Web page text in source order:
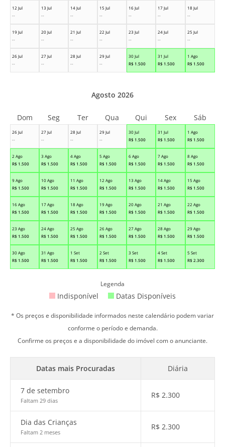
12 Jul
--
13 Jul
--
14 Jul
--
15 Jul
--
16 Jul
--
17 Jul
--
18 Jul
--
19 Jul
--
20 Jul
--
21 Jul
--
22 Jul
--
23 Jul
--
24 Jul
--
25 Jul
--
26 Jul
--
27 Jul
--
28 Jul
--
29 Jul
--
30 Jul
R$ 1.500
31 Jul
R$ 1.500
1 Ago
R$ 1.500
26 Jul
--
27 Jul
--
28 Jul
--
29 Jul
--
30 Jul
R$ 1.500
31 Jul
R$ 1.500
1 Ago
R$ 1.500
2 Ago
R$ 1.500
3 Ago
R$ 1.500
4 Ago
R$ 1.500
5 Ago
R$ 1.500
6 Ago
R$ 1.500
7 Ago
R$ 1.500
8 Ago
R$ 1.500
9 Ago
R$ 1.500
10 Ago
R$ 1.500
11 Ago
R$ 1.500
12 Ago
R$ 1.500
13 Ago
R$ 1.500
14 Ago
R$ 1.500
15 Ago
R$ 1.500
16 Ago
R$ 1.500
17 Ago
R$ 1.500
18 Ago
R$ 1.500
19 Ago
R$ 1.500
20 Ago
R$ 1.500
21 Ago
R$ 1.500
22 Ago
R$ 1.500
23 Ago
R$ 1.500
24 Ago
R$ 1.500
25 Ago
R$ 1.500
26 Ago
R$ 1.500
27 Ago
R$ 1.500
28 Ago
R$ 1.500
29 Ago
R$ 1.500
30 Ago
R$ 1.500
31 Ago
R$ 1.500
1 Set
R$ 1.500
2 Set
R$ 1.500
3 Set
R$ 1.500
4 Set
R$ 1.500
5 Set
R$ 2.300
Agosto 2026
Dom Seg Ter Qua Qui Sex Sáb
Legenda
Indisponível Datas Disponíveis
* Os preços e disponibilidade informados neste calendário podem variar
conforme o período e demanda.
Confirme os preços e a disponibilidade do imóvel com o anunciante.
Datas mais Procuradas Diária
7 de setembro
Faltam 29 dias
R$ 2.300
Dia das Crianças
Faltam 2 meses
R$ 2.300